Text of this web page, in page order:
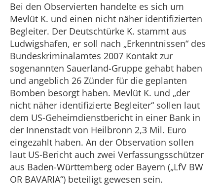
Bei den Observierten handelte es sich um
Mevlüt K. und einen nicht näher identifizierten
Begleiter. Der Deutschtürke K. stammt aus
Ludwigshafen, er soll nach „Erkenntnissen“ des
Bundeskriminalamtes 2007 Kontakt zur
sogenannten Sauerland-Gruppe gehabt haben
und angeblich 26 Zünder für die geplanten
Bomben besorgt haben. Mevlüt K. und „der
nicht näher identifizierte Begleiter“ sollen laut
dem US-Geheimdienstbericht in einer Bank in
der Innenstadt von Heilbronn 2,3 Mil. Euro
eingezahlt haben. An der Observation sollen
laut US-Bericht auch zwei Verfassungsschützer
aus Baden-Württemberg oder Bayern („LfV BW
OR BAVARIA“) beteiligt gewesen sein.